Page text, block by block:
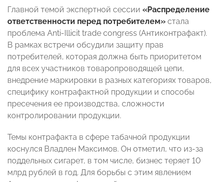
Главной темой экспертной сессии «Распределение
ответственности перед потребителем» стала
проблема Anti-Illicit trade congress (Антиконтрафакт).
В рамках встречи обсудили защиту прав
потребителей, которая должна быть приоритетом
для всех участников товаропроводящей цепи,
внедрение маркировки в разных категориях товаров,
специфику контрафактной продукции и способы
пресечения ее производства, сложности
контролировании продукции.
Темы контрафакта в сфере табачной продукции
коснулся Владлен Максимов. Он отметил, что из-за
поддельных сигарет, в том числе, бизнес теряет 10
млрд рублей в год. Для борьбы с этим явлением